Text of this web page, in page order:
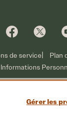
de service Plan
Gérer les